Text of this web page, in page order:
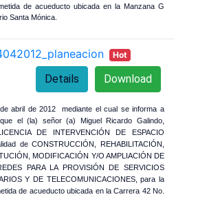
de acueducto ubicada en la Manzana G
Santa Mónica.
Hot
Download
Details
abril de 2012 mediante el cual se informa a
el (la) señor (a) Miguel Ricardo Galindo,
DE INTERVENCIÓN DE ESPACIO
de CONSTRUCCIÓN, REHABILITACIÓN,
MODIFICACIÓN Y/O AMPLIACIÓN DE
PARA LA PROVISIÓN DE SERVICIOS
Y DE TELECOMUNICACIONES, para la
de acueducto ubicada en la Carrera 42 No.